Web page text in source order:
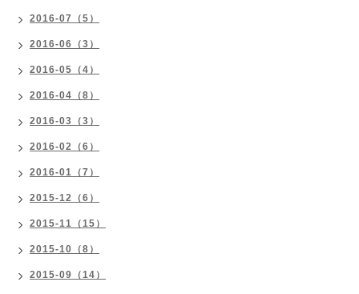
2016-07（5）
2016-06（3）
2016-05（4）
2016-04（8）
2016-03（3）
2016-02（6）
2016-01（7）
2015-12（6）
2015-11（15）
2015-10（8）
2015-09（14）